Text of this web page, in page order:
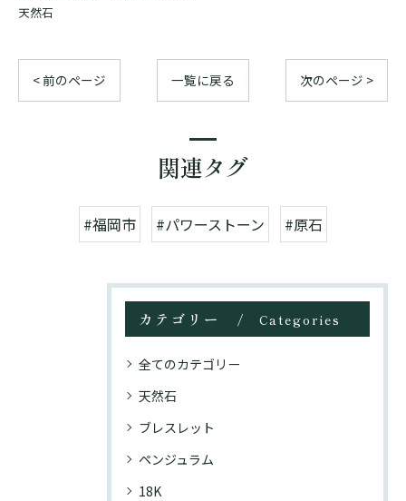
天然石
< 前のページ 一覧に戻る 次のページ >
関連タグ
#福岡市 #パワーストーン #原石
カテゴリー Categories
全てのカテゴリー
天然石
ブレスレット
ペンジュラム
18K